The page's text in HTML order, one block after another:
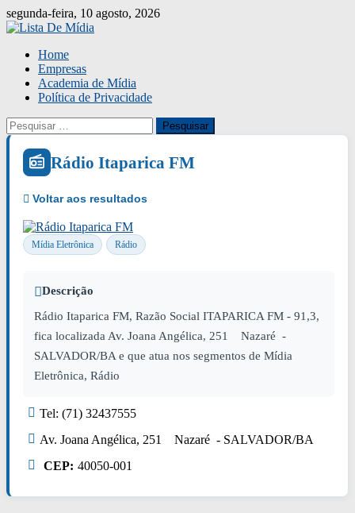
Skip
to
segunda-feira, 10 agosto, 2026
Home
Empresas
Academia de Mídia
Política de Privacidade
Pesquisar
por:
Rádio Itaparica FM
Mídia Eletrônica Rádio
Descrição
Rádio Itaparica FM, Razão Social ITAPARICA FM - 91,3,
fica localizada Av. Joana Angélica, 251 Nazaré -
SALVADOR/BA e que atua nos segmentos de Mídia
Eletrônica, Rádio
Tel: (71) 32437555
Av. Joana Angélica, 251 Nazaré - SALVADOR/BA
CEP: 40050-001